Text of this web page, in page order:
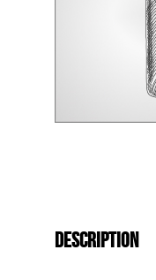
Description